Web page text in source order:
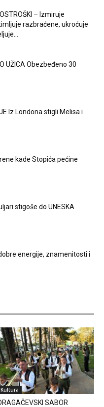
– Izmiruje
razbraćene, ukroćuje
UŽICA Obezbeđeno 30
Iz Londona stigli Melisa i
kade Stopića pećine
stigoše do UNESKA
energije, znamenitosti i
Kultura
SABOR